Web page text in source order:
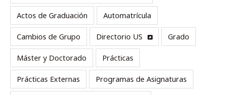
Actos de Graduación Automatrícula
Cambios de Grupo Directorio US Grado
Máster y Doctorado Prácticas
Prácticas Externas Programas de Asignaturas